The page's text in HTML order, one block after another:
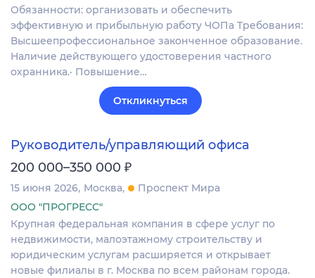
Обязанности: организовать и обеспечить
эффективную и прибыльную работу ЧОПа Требования:
Высшеепрофессиональное законченное образование.
Наличие действующего удостоверения частного
охранника.· Повышение…
Откликнуться
Руководитель/управляющий офиса
200 000–350 000 ₽
15 июня 2026 Москва
Проспект Мира
ООО "ПРОГРЕСС"
Крупная федеральная компания в сфере услуг по
недвижимости, малоэтажному строительству и
юридическим услугам расширяется и открывает
новые филиалы в г. Москва по всем районам города.